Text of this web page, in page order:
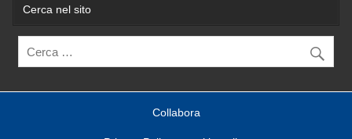
Cerca nel sito
Collabora